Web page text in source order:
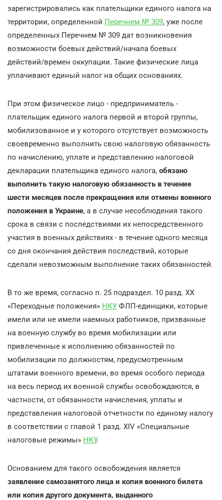
зарегистрировались как плательщики единого налога на
территории, определенной Перечнем № 309, уже после
определенных Перечнем № 309 дат возникновения
возможности боевых действий/начала боевых
действий/времен оккупации. Такие физические лица
уплачивают единый налог на общих основаниях.
При этом физическое лицо - предприниматель -
плательщик единого налога первой и второй группы,
мобилизованное и у которого отсутствует возможность
своевременно выполнить свою налоговую обязанность
по начислению, уплате и представлению налоговой
декларации плательщика единого налога, обязано
выполнить такую налоговую обязанность в течение
шести месяцев после прекращения или отмены военного
положения в Украине, а в случае несоблюдения такого
срока в связи с последствиями их непосредственного
участия в военных действиях - в течение одного месяца
со дня окончания действия последствий, которые
сделали невозможным выполнение таких обязанностей.
В то же время, согласно п. 25 подраздел. 10 разд. XX
«Переходные положения» НКУ ФЛП-единщики, которые
имели или не имели наемных работников, призванные
на военную службу во время мобилизации или
привлеченные к исполнению обязанностей по
мобилизации по должностям, предусмотренным
штатами военного времени, во время особого периода
на весь период их военной службы освобождаются, в
частности, от обязанности начисления, уплаты и
представления налоговой отчетности по единому налогу
в соответствии с главой 1 разд. XIV «Специальные
налоговые режимы» НКУ.
Основанием для такого освобождения является
заявление самозанятого лица и копия военного билета
или копия другого документа, выданного